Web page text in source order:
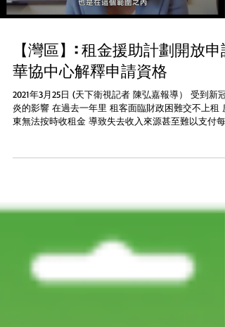
【灣區】: 租金援助計劃開放申請
華協中心解釋申請資格
2021年3月25日 (天下衛視記者 陳弘嘉報導） 受到新冠
炎的影響 在過去一年里 租客面臨財政困難交不上租 房
東無法按時收租金 導致失去收入來源甚至難以支付每